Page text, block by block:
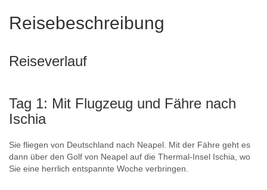
Reisebeschreibung
Reiseverlauf
Tag 1: Mit Flugzeug und Fähre nach
Ischia
Sie fliegen von Deutschland nach Neapel. Mit der Fähre geht es
dann über den Golf von Neapel auf die Thermal-Insel Ischia, wo
Sie eine herrlich entspannte Woche verbringen.